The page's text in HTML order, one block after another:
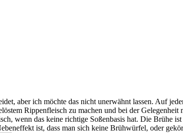
aber ich möchte das nicht unerwähnt lassen. Auf
Rippenfleisch zu machen und bei der Gelegenheit
wenn das keine richtige Soßenbasis hat. Die Brühe
ist, dass man sich keine Brühwürfel, oder